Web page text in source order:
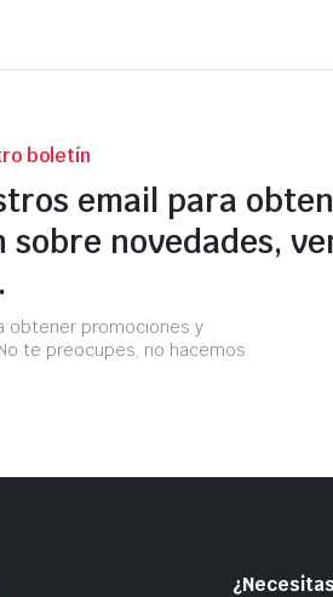
boletín
email para
novedades,
obtener promociones y
te preocupes, no hacemos